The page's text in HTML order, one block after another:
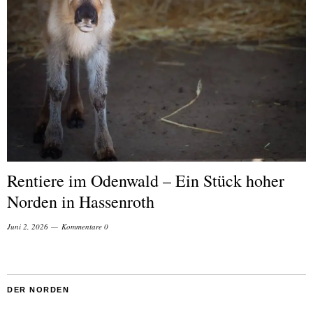
Rentiere im Odenwald – Ein Stück hoher
Norden in Hassenroth
Juni 2, 2026 Kommentare 0
DER NORDEN